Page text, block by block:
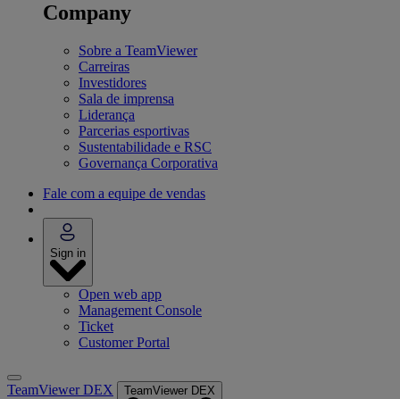
Company
Sobre a TeamViewer
Carreiras
Investidores
Sala de imprensa
Liderança
Parcerias esportivas
Sustentabilidade e RSC
Governança Corporativa
Fale com a equipe de vendas
Sign in
Open web app
Management Console
Ticket
Customer Portal
TeamViewer DEX TeamViewer DEX